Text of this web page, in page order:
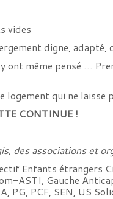
vides
digne, adapté,
même pensé …
qui ne laisse
CONTINUE !
des associations et
Enfants étrangers
ASTI, Gauche
PG, PCF, SEN, US